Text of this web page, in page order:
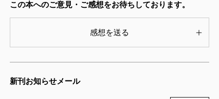
この本へのご意見・ご感想をお待ちしております。
感想を送る
新刊お知らせメール